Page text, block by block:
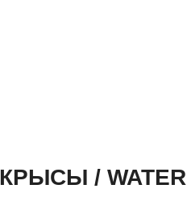
/ WATER